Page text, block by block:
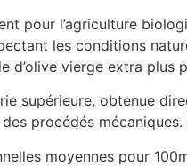
pour l’agriculture
les conditions
d’olive vierge extra plus
supérieure, obtenue
procédés
moyennes pour